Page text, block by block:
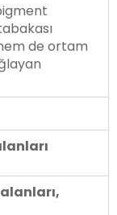
de ortam